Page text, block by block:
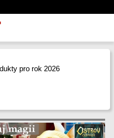
pro rok 2026